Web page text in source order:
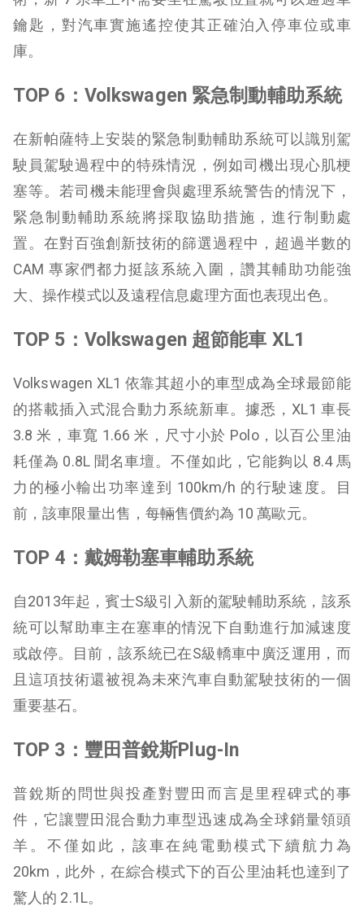
鑰匙，對汽車實施遙控使其正確泊入停車位或車
庫。
TOP 6：Volkswagen 緊急制動輔助系統
在新帕薩特上安裝的緊急制動輔助系統可以識別駕
駛員駕駛過程中的特殊情況，例如司機出現心肌梗
塞等。若司機未能理會與處理系統警告的情況下，
緊急制動輔助系統將採取協助措施，進行制動處
置。在對百強創新技術的篩選過程中，超過半數的
CAM 專家們都力挺該系統入圍，讚其輔助功能強
大、操作模式以及遠程信息處理方面也表現出色。
TOP 5：Volkswagen 超節能車 XL1
Volkswagen XL1 依靠其超小的車型成為全球最節能
的搭載插入式混合動力系統新車。據悉，XL1 車長
3.8 米，車寬 1.66 米，尺寸小於 Polo，以百公里油
耗僅為 0.8L 聞名車壇。不僅如此，它能夠以 8.4 馬
力的極小輸出功率達到 100km/h 的行駛速度。目
前，該車限量出售，每輛售價約為 10 萬歐元。
TOP 4：戴姆勒塞車輔助系統
自2013年起，賓士S級引入新的駕駛輔助系統，該系
統可以幫助車主在塞車的情況下自動進行加減速度
或啟停。目前，該系統已在S級轎車中廣泛運用，而
且這項技術還被視為未來汽車自動駕駛技術的一個
重要基石。
TOP 3：豐田普銳斯Plug-In
普銳斯的問世與投產對豐田而言是里程碑式的事
件，它讓豐田混合動力車型迅速成為全球銷量領頭
羊。不僅如此，該車在純電動模式下續航力為
20km，此外，在綜合模式下的百公里油耗也達到了
驚人的 2.1L。